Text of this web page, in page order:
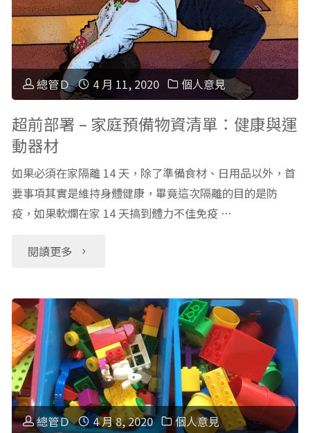
自
主
管
我
家
的
隔
離
資
同
學
確
疫
計
程
＋
PCR
檢
驗
總管Ｄ 4 月 11, 2020 個人意見
超前部署 – 家庭預備物資清單：健康與運
動器材
如果必須在家隔離 14 天，除了準備食材、日用品以外，首
要事項其實是維持身體健康，畢竟這次隔離的目的是防
疫，如果軟爛在家 14 天搞到體力不佳免疫 …
閱讀更多
"超
部
署
–
家
總管Ｄ 4 月 8, 2020 個人意見